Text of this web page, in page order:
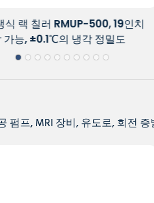
UV 레이저 냉각용 7U-8U 랙
러 RMUP-500P
펌프, MRI 장비, 유도로, 회전 증